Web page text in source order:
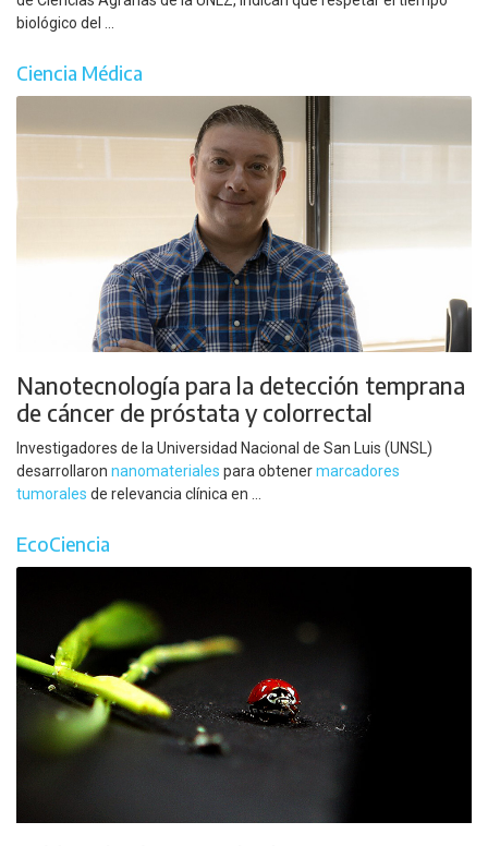
biológico del ...
Ciencia Médica
Nanotecnología para la detección temprana
de cáncer de próstata y colorrectal
Investigadores de la Universidad Nacional de San Luis (UNSL)
desarrollaron nanomateriales para obtenermarcadores
tumorales de relevancia clínica en ...
EcoCiencia